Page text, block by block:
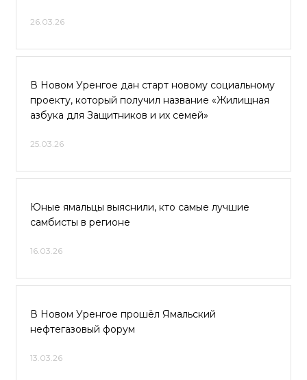
26.03.26
В Новом Уренгое дан старт новому социальному
проекту, который получил название «Жилищная
азбука для Защитников и их семей»
25.03.26
Юные ямальцы выяснили, кто самые лучшие
самбисты в регионе
16.03.26
В Новом Уренгое прошёл Ямальский
нефтегазовый форум
13.03.26